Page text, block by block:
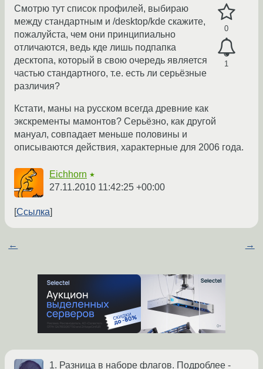
0
1
Смотрю тут список профилей, выбираю
между стандартным и /desktop/kde скажите,
пожалуйста, чем они принципиально
отличаются, ведь кде лишь подпапка
десктопа, который в свою очередь является
частью стандартного, т.е. есть ли серьёзные
различия?
Кстати, маны на русском всегда древние как
экскременты мамонтов? Серьёзно, как другой
мануал, совпадает меньше половины и
описываются действия, характерные для 2006 года.
Eichhorn ★
27.11.2010 11:42:25 +00:00
Ссылка
← →
1. Разница в наборе флагов. Подроблее -